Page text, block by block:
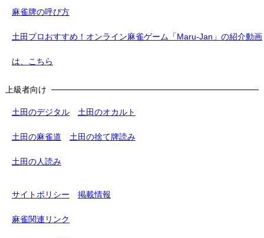
麻雀牌の呼び方
土田プロおすすめ！オンライン麻雀ゲーム「Maru-Jan」の紹介動画
は、こちら
上級者向け
土田のデジタル 土田のオカルト
土田の麻雀道 土田の捨て牌読み
土田の人読み
サイトポリシー 掲載情報
麻雀関連リンク